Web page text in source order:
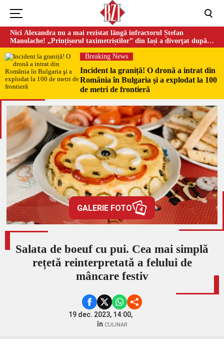
Nici Alexandra nu a mai rezistat lângă infractorul Ștefan
Manolache! „Prințișorul taximetriștilor” din Iași a divorţat după
doi ani de căsnicie
Breaking News
Incident la graniță! O dronă a intrat din
România în Bulgaria şi a explodat la 100
de metri de frontieră
GALERIE FOTO 4
Salata de boeuf cu pui. Cea mai simplă
rețetă reinterpretată a felului de
mâncare festiv
19 dec. 2023, 14:00,
în CULINAR